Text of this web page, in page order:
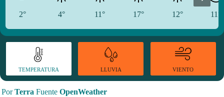
2° 4° 11° 17° 12° 11°
TEMPERATURA LLUVIA VIENTO
PorTerra Fuente OpenWeather